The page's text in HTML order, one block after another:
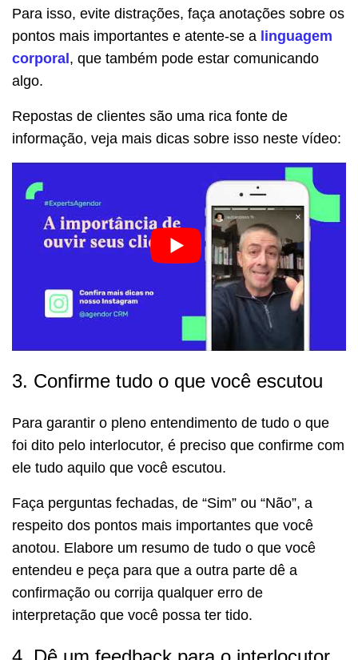
Para isso, evite distrações, faça anotações sobre os
pontos mais importantes e atente-se a linguagem
corporal, que também pode estar comunicando
algo.
Repostas de clientes são uma rica fonte de
informação, veja mais dicas sobre isso neste vídeo:
3. Confirme tudo o que você escutou
Para garantir o pleno entendimento de tudo o que
foi dito pelo interlocutor, é preciso que confirme com
ele tudo aquilo que você escutou.
Faça perguntas fechadas, de “Sim” ou “Não”, a
respeito dos pontos mais importantes que você
anotou. Elabore um resumo de tudo o que você
entendeu e peça para que a outra parte dê a
confirmação ou corrija qualquer erro de
interpretação que você possa ter tido.